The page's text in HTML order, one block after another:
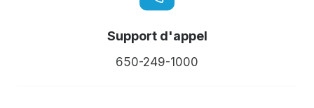
Support d'appel
650-249-1000